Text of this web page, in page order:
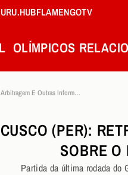
URU.HUBFLAMENGOTV
OLÍMPICOS
Flamengo X Cusco Per Retrospecto Arbitragem E Outras Informacoes Sobre O Duelo Pela Libertadores
(PER):
SOBRE O
Partida da última rodada do